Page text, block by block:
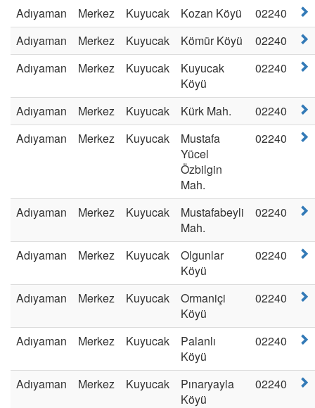
Adıyaman Merkez Kuyucak Kozan Köyü
02240
Adıyaman
Merkez Kuyucak Kömür Köyü
02240
Adıyaman
Merkez Kuyucak
Kuyucak
Köyü
02240
Adıyaman Merkez Kuyucak Kürk Mah.
02240
Adıyaman
Merkez Kuyucak
Mustafa
Yücel
Özbilgin
Mah.
02240
Adıyaman Merkez Kuyucak
Mustafabeyli
Mah.
02240
Adıyaman Merkez Kuyucak
Olgunlar
Köyü
02240
Adıyaman Merkez Kuyucak
Ormaniçi
Köyü
02240
Adıyaman Merkez Kuyucak
Palanlı
Köyü
02240
Adıyaman Merkez Kuyucak
Pınaryayla
Köyü
02240